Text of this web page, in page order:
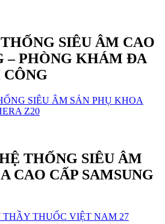
SIÊU ÂM CAO
– PHÒNG KHÁM ĐA
THỐNG SIÊU ÂM
CAO CẤP SAMSUNG